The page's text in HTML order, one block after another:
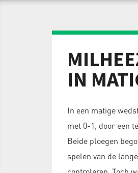
IN
In een matige
met 0-1, door een
Beide ploegen
spelen van de